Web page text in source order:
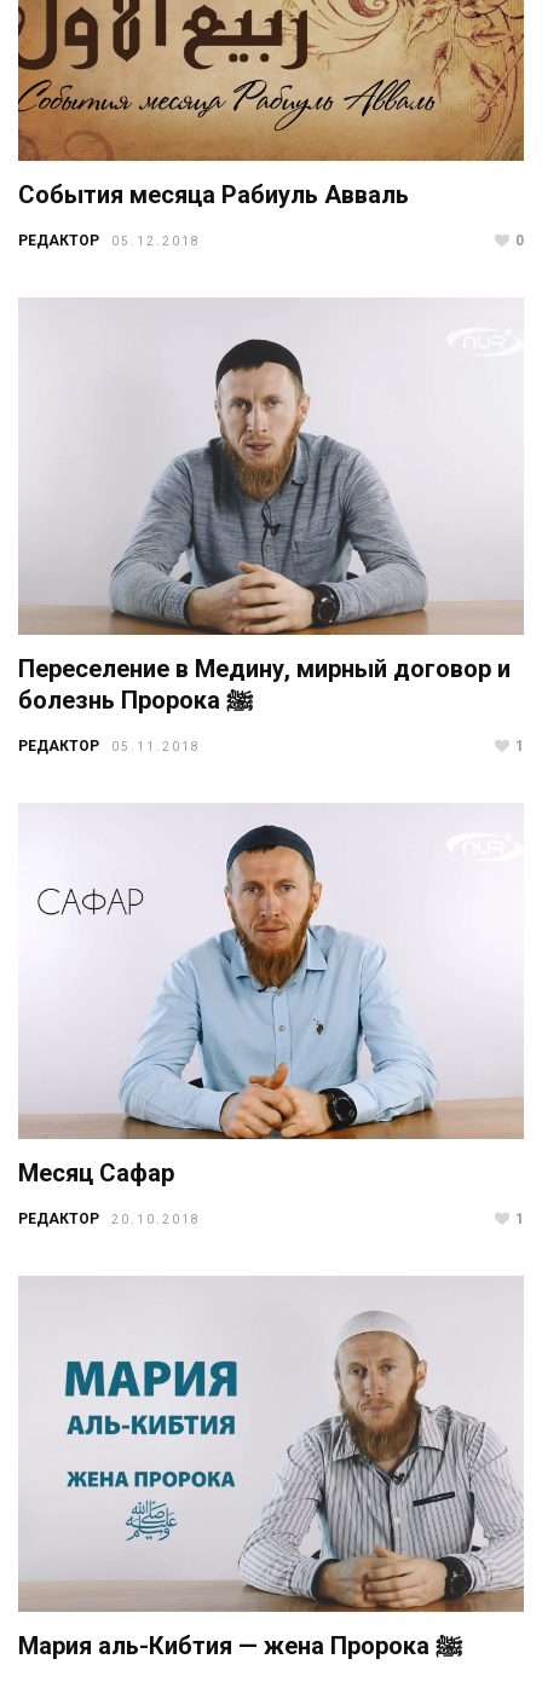
События месяца Рабиуль Авваль
РЕДАКТОР 05.12.2018 0
Переселение в Медину, мирный договор и
болезнь Пророка ﷺ
РЕДАКТОР 05.11.2018 1
Месяц Сафар
РЕДАКТОР 20.10.2018 1
Мария аль-Кибтия — жена Пророка ﷺ